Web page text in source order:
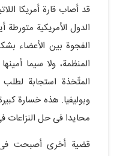
قد أصاب قارة أمریکا
الدول الأمریکیة
الفجوة بین الأعضاء
المنظمة، ولا سیما
المتّخذة استجابة لطلب
وبولیفیا. هذه خسارة
محایدا فی حل النزاعات
قضیة أخرى أصبحت